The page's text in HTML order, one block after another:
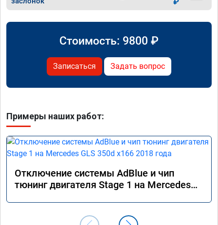
Стоимость: 9800 ₽
Записаться Задать вопрос
Примеры наших работ:
Отключение системы AdBlue и чип
тюнинг двигателя Stage 1 на Mercedes